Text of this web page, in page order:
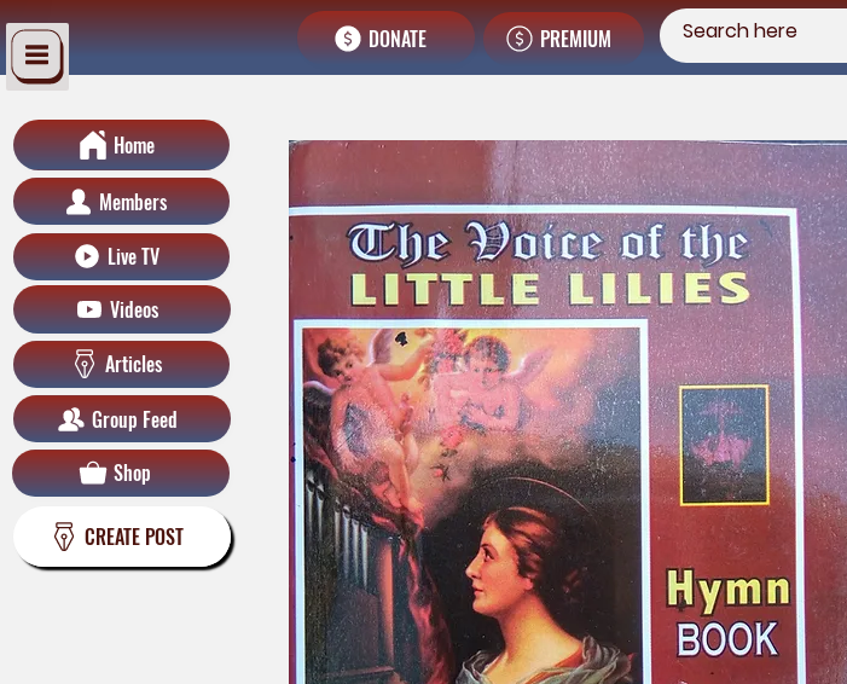
DONATE PREMIUM
Home
Members
Live TV
Videos
Articles
Group Feed
Shop
CREATE POST